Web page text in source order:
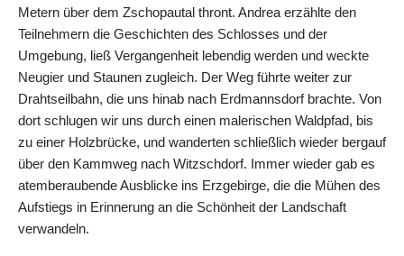
Metern über dem Zschopautal thront. Andrea erzählte den
Teilnehmern die Geschichten des Schlosses und der
Umgebung, ließ Vergangenheit lebendig werden und weckte
Neugier und Staunen zugleich. Der Weg führte weiter zur
Drahtseilbahn, die uns hinab nach Erdmannsdorf brachte. Von
dort schlugen wir uns durch einen malerischen Waldpfad, bis
zu einer Holzbrücke, und wanderten schließlich wieder bergauf
über den Kammweg nach Witzschdorf. Immer wieder gab es
atemberaubende Ausblicke ins Erzgebirge, die die Mühen des
Aufstiegs in Erinnerung an die Schönheit der Landschaft
verwandeln.